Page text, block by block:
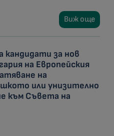
Виж още
кандидати за нов
на Европейския
на
или унизително
към Съвета на